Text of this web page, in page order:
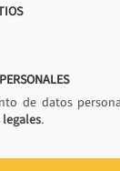
de datos
.